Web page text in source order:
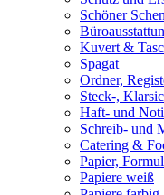
Schöner
Kuvert &
Spagat
Ordner,
Steck-,
Haft- und
Schreib- und
Catering &
Papier,
Papiere weiß